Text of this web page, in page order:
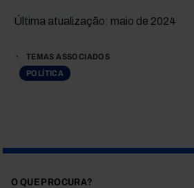
Última atualização: maio de 2024
TEMAS ASSOCIADOS
POLÍTICA
O QUE PROCURA?